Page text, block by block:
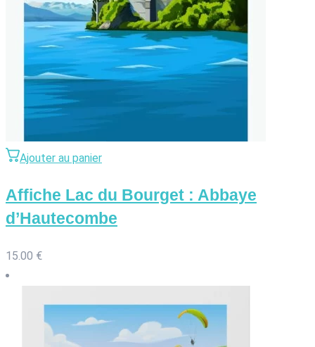
Ajouter au panier
Affiche Lac du Bourget : Abbaye
d’Hautecombe
15.00 €